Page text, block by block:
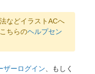
などイラストACへ
ちらのヘルプセン
ザーログイン 、もしく